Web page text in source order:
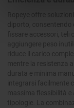
Ropeye offre
diporto, consentendo
fissare accessori, teli
aggiungere peso
riduce il carico
mentre la resistenza
durata e minima
integrarsi facilmente
massima flessibilità
tipologie. La